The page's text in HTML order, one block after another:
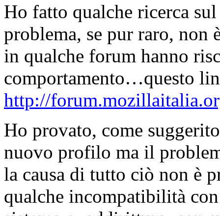
Ho fatto qualche ricerca
problema, se pur raro,
in qualche forum hanno
comportamento…questo
http://
Ho provato, come
nuovo profilo ma il
la causa di tutto ciò non è
qualche incompatibilità